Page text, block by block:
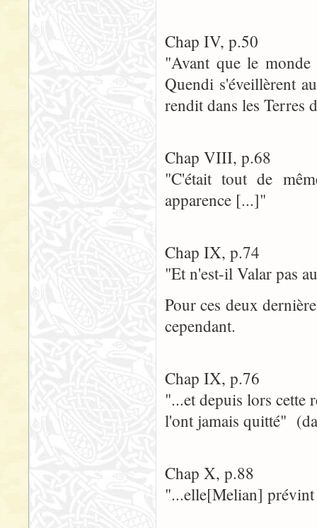
Chap IV, p.50
"Avant que le
Quendi s'éveillèrent
rendit dans les Terres
Chap VIII, p.68
"C'était tout de
apparence [...]"
Chap IX, p.74
"Et n'est-il Valar pas
Pour ces deux
cependant.
Chap IX, p.76
"...et depuis lors cette
l'ont jamais quitté"
Chap X, p.88
"...elle[Melian] prévint